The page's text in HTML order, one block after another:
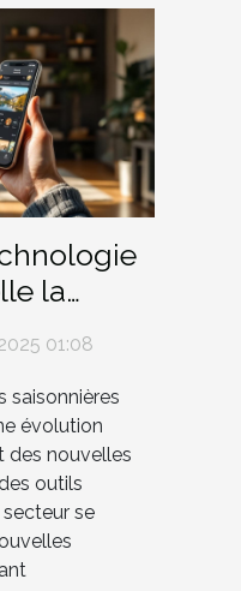
la
01:08
saisonnières
évolution
des nouvelles
outils
se